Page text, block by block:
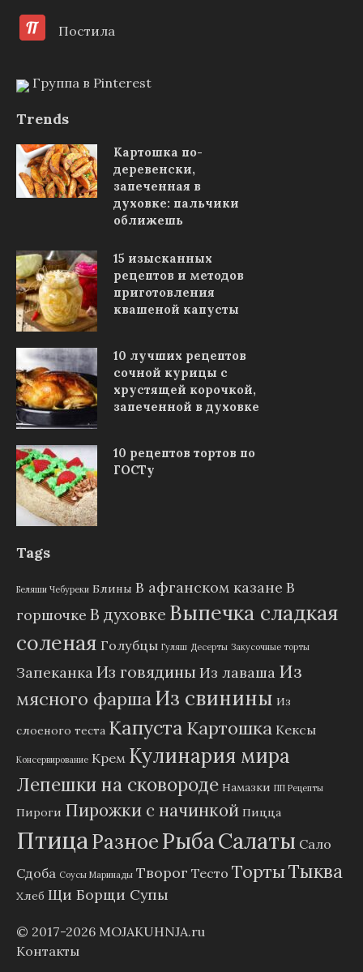
Постила
Группа в Pinterest
Trends
Картошка по-
деревенски,
запеченная в
духовке: пальчики
оближешь
15 изысканных
рецептов и методов
приготовления
квашеной капусты
10 лучших рецептов
сочной курицы с
хрустящей корочкой,
запеченной в духовке
10 рецептов тортов по
ГОСТу
Tags
Беляши Чебуреки Блины В афганском казане В
горшочке В духовке Выпечка сладкая
соленая Голубцы Гуляш Десерты Закусочные торты
ЗапеканкаИз говядины Из лаваша Из
мясного фаршаИз свинины Из
слоеного теста Капуста Картошка Кексы
Консервирование Крем Кулинария мира
Лепешки на сковороде Намазки ПП Рецепты
Пироги Пирожки с начинкой Пицца
ПтицаРазноеРыбаСалаты Сало
Сдоба Соусы Маринады Творог Тесто ТортыТыква
Хлеб Щи Борщи Супы
© 2017-2026 MOJAKUHNJA.ru
Контакты